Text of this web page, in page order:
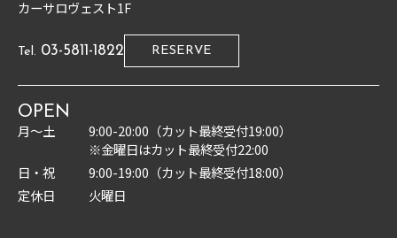
カーサロヴェスト1F
Tel. 03-5811-1822 RESERVE
OPEN
月〜土
9:00-20:00（カット最終受付19:00）
※金曜日はカット最終受付22:00
日・祝
9:00-19:00（カット最終受付18:00）
定休日
火曜日